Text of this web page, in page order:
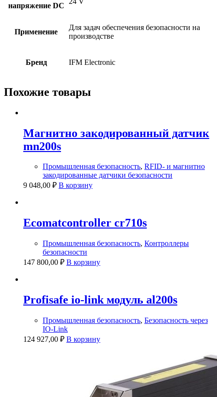
напряжение DC
Применение
Для задач обеспечения безопасности на
производстве
Бренд IFM Electronic
Похожие товары
Магнитно закодированный датчик
mn200s
Промышленная безопасность, RFID- и магнитно
закодированные датчики безопасности
9 048,00 ₽ В корзину
Ecomatcontroller cr710s
Промышленная безопасность, Контроллеры
безопасности
147 800,00 ₽ В корзину
Profisafe io-link модуль al200s
Промышленная безопасность, Безопасность через
IO-Link
124 927,00 ₽ В корзину